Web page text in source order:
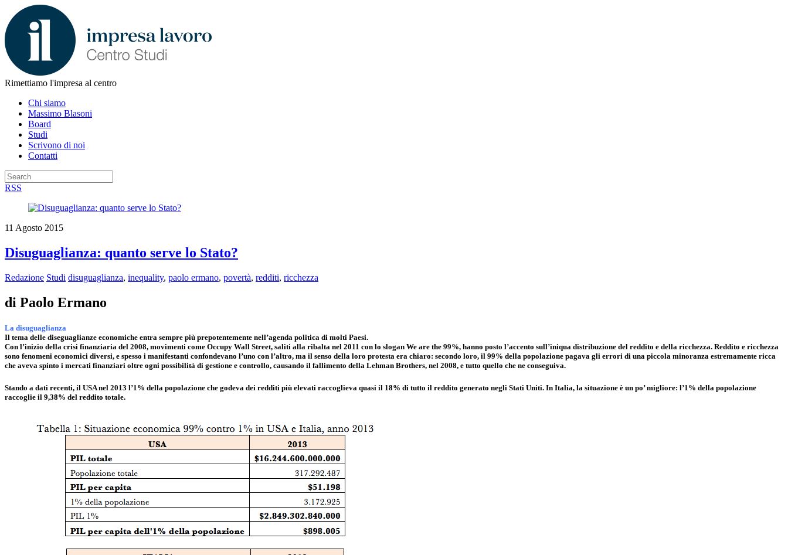
Rimettiamo l'impresa al centro
Chi siamo
Massimo Blasoni
Board
Studi
Scrivono di noi
Contatti
RSS
11 Agosto 2015
Disuguaglianza: quanto serve lo Stato?
Redazione Studi disuguaglianza, inequality, paolo ermano, povertà, redditi, ricchezza
di Paolo Ermano
La disuguaglianza
Il tema delle diseguaglianze economiche entra sempre più prepotentemente nell’agenda politica di molti Paesi.
Con l’inizio della crisi finanziaria del 2008, movimenti come Occupy Wall Street, saliti alla ribalta nel 2011 con lo slogan We are the 99%, hanno posto l’accento sull’iniqua distribuzione del reddito e della ricchezza. Reddito e ricchezza
sono fenomeni economici diversi, e spesso i manifestanti confondevano l’uno con l’altro, ma il senso della loro protesta era chiaro: secondo loro, il 99% della popolazione pagava gli errori di una piccola minoranza estremamente ricca
che aveva spinto i mercati finanziari oltre ogni possibilità di gestione e controllo, causando il fallimento della Lehman Brothers, nel 2008, e tutto quello che ne conseguiva.
Stando a dati recenti, il USA nel 2013 l’1% della popolazione che godeva dei redditi più elevati raccoglieva quasi il 18% di tutto il reddito generato negli Stati Uniti. In Italia, la situazione è un po’ migliore: l’1% della popolazione
raccoglie il 9,38% del reddito totale.